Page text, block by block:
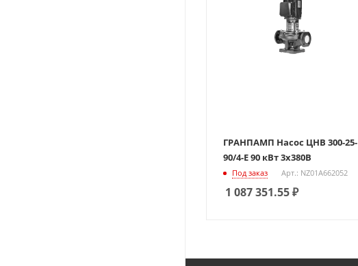
ГРАНПАМП Насос ЦНВ 300-25-
90/4-Е 90 кВт 3х380В
Под заказ Арт.: NZ01A662052
1 087 351.55₽